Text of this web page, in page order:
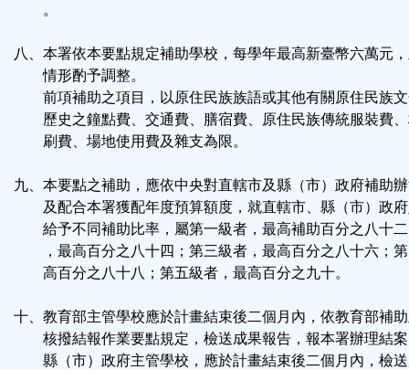
。
八、本署依本要點規定補助學校，每學年最高新臺幣六萬元
情形酌予調整。
前項補助之項目，以原住民族族語或其他有關原住民族文
歷史之鐘點費、交通費、膳宿費、原住民族傳統服裝費、
刷費、場地使用費及雜支為限。
九、本要點之補助，應依中央對直轄市及縣（市）政府補助
及配合本署獲配年度預算額度，就直轄市、縣（市）政府
給予不同補助比率，屬第一級者，最高補助百分之八十二
，最高百分之八十四；第三級者，最高百分之八十六；第
高百分之八十八；第五級者，最高百分之九十。
十、教育部主管學校應於計畫結束後二個月內，依教育部補
核撥結報作業要點規定，檢送成果報告，報本署辦理結案
縣（市）政府主管學校，應於計畫結束後二個月內，檢送